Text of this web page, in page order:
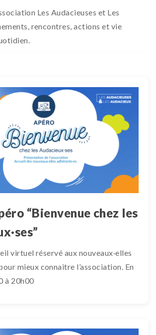
“Bienvenue chez les
virtuel réservé aux nouveaux·elles
mieux connaitre l’association. En
à 20h00
Les Audacieuses et Les
rencontres, actions et vie